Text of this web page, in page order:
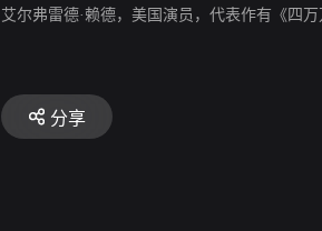
艾尔弗雷德·赖德，美国演员，代表作有《四
分享